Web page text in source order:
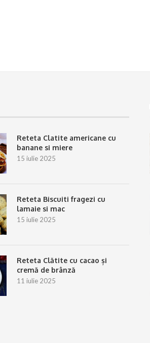
Reteta Clatite americane cu
banane si miere
15 iulie 2025
Reteta Biscuiti fragezi cu
lamaie si mac
15 iulie 2025
Reteta Clătite cu cacao și
cremă de brânză
11 iulie 2025